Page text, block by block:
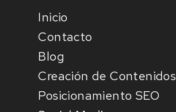
Inicio
Contacto
Blog
Creación de Contenidos
Posicionamiento SEO